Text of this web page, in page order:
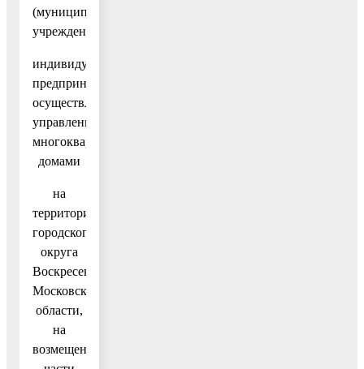
(муниципальным)
учреждениям),
индивидуальным
предпринимателям,
осуществляющим
управление
многоквартирными
домами
на
территории
городского
округа
Воскресенск
Московской
области,
на
возмещение